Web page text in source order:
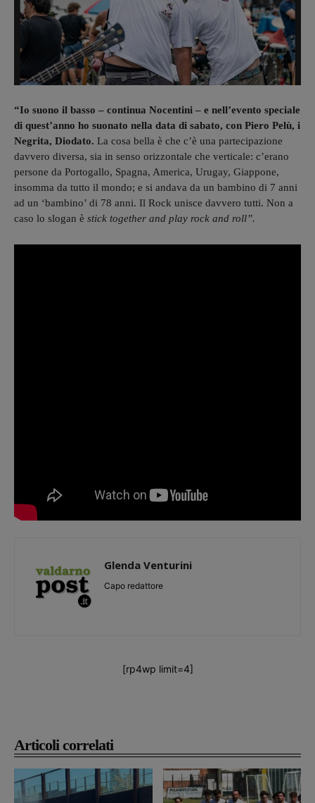
Articoli correlati
“Io suono il basso – continua Nocentini – e nell’evento speciale
di quest’anno ho suonato nella data di sabato, con Piero Pelù, i
Negrita, Diodato. La cosa bella è che c’è una partecipazione
davvero diversa, sia in senso orizzontale che verticale: c’erano
persone da Portogallo, Spagna, America, Urugay, Giappone,
insomma da tutto il mondo; e si andava da un bambino di 7 anni
ad un ‘bambino’ di 78 anni. Il Rock unisce davvero tutti. Non a
caso lo slogan è stick together and play rock and roll”.
Glenda Venturini
Capo redattore
[rp4wp limit=4]